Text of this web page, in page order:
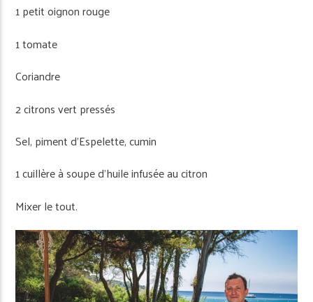
1 petit oignon rouge
1 tomate
Coriandre
2 citrons vert pressés
Sel, piment d’Espelette, cumin
1 cuillère à soupe d’huile infusée au citron
Mixer le tout.